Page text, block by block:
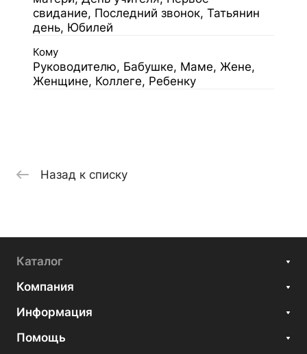
свидание, Последний звонок, Татьянин
день, Юбилей
Кому
Руководителю, Бабушке, Маме, Жене,
Женщине, Коллеге, Ребенку
Назад к списку
Каталог
Компания
Информация
Помощь